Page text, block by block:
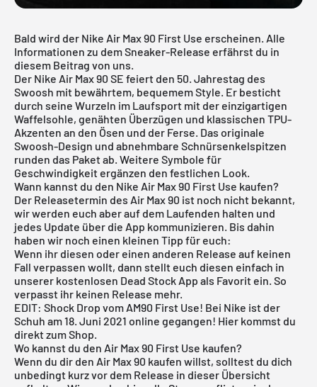
Bald wird der Nike Air Max 90 First Use erscheinen. Alle
Informationen zu dem Sneaker-Release erfährst du in
diesem Beitrag von uns.
Der Nike Air Max 90 SE feiert den 50. Jahrestag des
Swoosh mit bewährtem, bequemem Style. Er besticht
durch seine Wurzeln im Laufsport mit der einzigartigen
Waffelsohle, genähten Überzügen und klassischen TPU-
Akzenten an den Ösen und der Ferse. Das originale
Swoosh-Design und abnehmbare Schnürsenkelspitzen
runden das Paket ab. Weitere Symbole für
Geschwindigkeit ergänzen den festlichen Look.
Wann kannst du den Nike Air Max 90 First Use kaufen?
Der Releasetermin des Air Max 90 ist noch nicht bekannt,
wir werden euch aber auf dem Laufenden halten und
jedes Update über die App kommunizieren. Bis dahin
haben wir noch einen kleinen Tipp für euch:
Wenn ihr diesen oder einen anderen Release auf keinen
Fall verpassen wollt, dann stellt euch diesen einfach in
unserer kostenlosen Dead Stock App als Favorit ein. So
verpasst ihr keinen Release mehr.
EDIT: Shock Drop vom AM90 First Use! Bei Nike ist der
Schuh am 18. Juni 2021 online gegangen! Hier kommst du
direkt zum Shop.
Wo kannst du den Air Max 90 First Use kaufen?
Wenn du dir den Air Max 90 kaufen willst, solltest du dich
unbedingt kurz vor dem Release in dieser Übersicht